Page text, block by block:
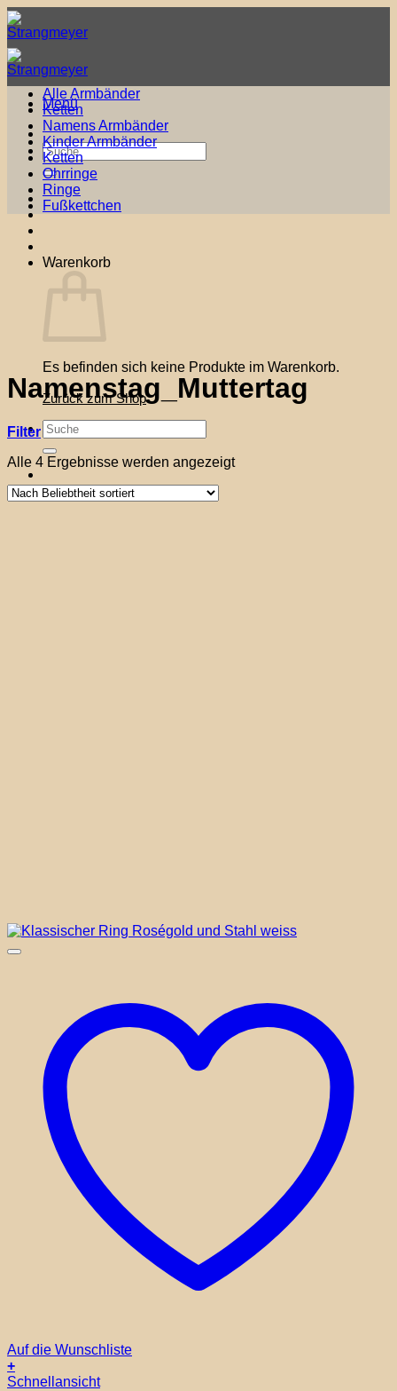
Zum
Inhalt
springen
Menü
Suche
nach:
Warenkorb
Es befinden sich keine Produkte im Warenkorb.
Zurück zum Shop
Suche
nach:
Alle Armbänder
Ketten
Namens Armbänder
Kinder Armbänder
Ketten
Ohrringe
Ringe
Fußkettchen
Namenstag_Muttertag
Filter
Alle 4 Ergebnisse werden angezeigtNach
Auf die Wunschliste
+
Dieses
Schnellansicht